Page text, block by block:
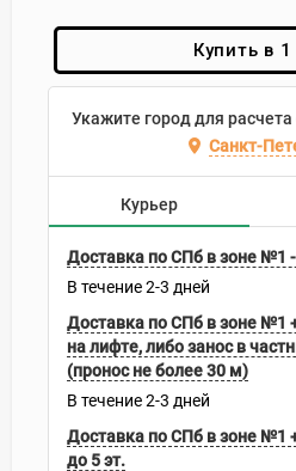
Купить в 1
Укажите город для
Санкт-
Курьер
Доставка по СПб в зоне №1 -
В течение2-3 дней
Доставка по СПб в зоне №1
на лифте, либо занос в
(пронос не более 30 м)
В течение2-3 дней
Доставка по СПб в зоне №1
до 5 эт.